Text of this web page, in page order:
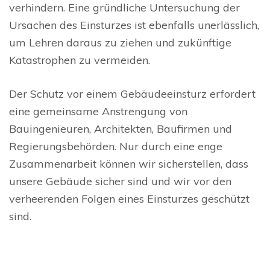
verhindern. Eine gründliche Untersuchung der
Ursachen des Einsturzes ist ebenfalls unerlässlich,
um Lehren daraus zu ziehen und zukünftige
Katastrophen zu vermeiden.
Der Schutz vor einem Gebäudeeinsturz erfordert
eine gemeinsame Anstrengung von
Bauingenieuren, Architekten, Baufirmen und
Regierungsbehörden. Nur durch eine enge
Zusammenarbeit können wir sicherstellen, dass
unsere Gebäude sicher sind und wir vor den
verheerenden Folgen eines Einsturzes geschützt
sind.